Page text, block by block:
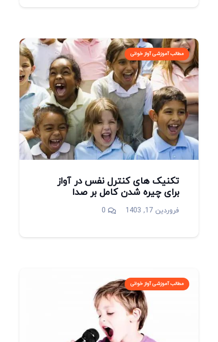
مطالب آموزشی آواز خوانی
تکنیک های کنترل نفس در آواز
برای چیره شدن کامل بر صدا
فروردین 17, 1403 0
مطالب آموزشی آواز خوانی